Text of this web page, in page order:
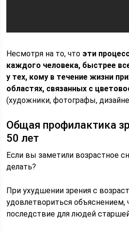
Несмотря на то, что эти
каждого человека, быстрее
у тех, кому в течение жизни
областях, связанных с
(художники, фотографы,
Общая профилактика
50 лет
Если вы заметили возрастное
делать?
При ухудшении зрения с
удовлетвориться объяснением,
последствие для людей